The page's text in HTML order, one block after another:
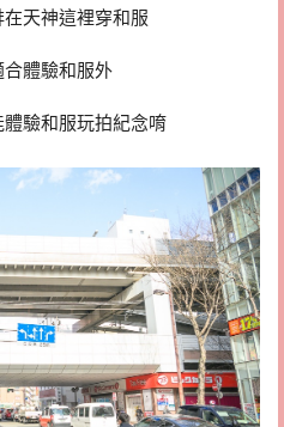
天神這裡穿和服
合體驗和服外
驗和服玩拍紀念唷